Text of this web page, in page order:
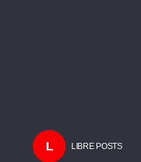
L LIBRE POSTS